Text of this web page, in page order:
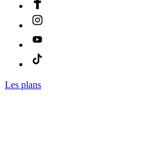
Les plans